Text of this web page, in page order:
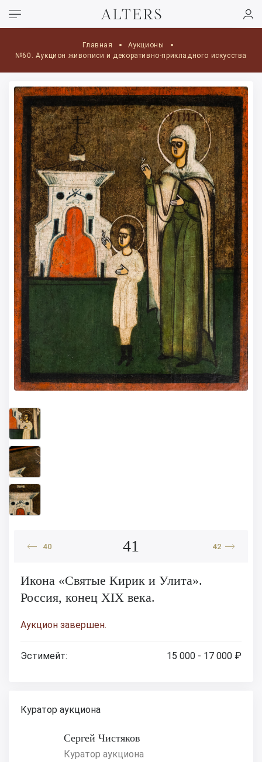
Главная
Аукционы
№60. Аукцион живописи и декоративно-прикладного искусства
40 41 42
Икона «Святые Кирик и Улита».
Россия, конец XIX века.
Аукцион завершен.
Эстимейт: 15 000 - 17 000 ₽
Куратор аукциона
Сергей Чистяков
Куратор аукциона